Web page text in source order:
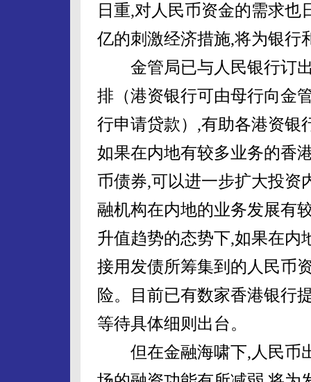
日重,对人民币资金的需求
亿的刺激经济措施,将为银行
金管局已与人民银行订出
排（港资银行可由母行向金
行申请贷款）,有助各港资银
如果在内地有较多业务的香
币债券,可以进一步扩大投资
融机构在内地的业务发展有
升值趋势的态势下,如果在内
接用发债所筹集到的人民币
险。目前已有数家香港银行
等待具体细则出台。
但在金融海啸下,人民币